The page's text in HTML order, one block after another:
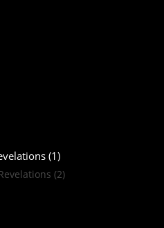
(1)